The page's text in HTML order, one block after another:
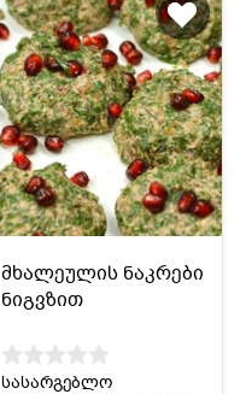
მხალეულის ნაკრები
ნიგვზით
სასარგებლო